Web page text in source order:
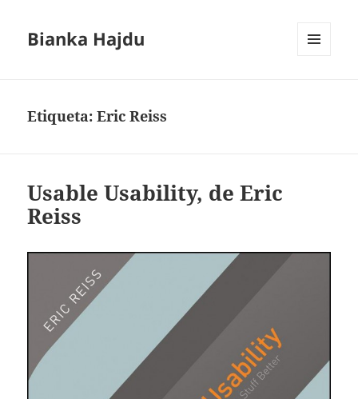
Bianka Hajdu
Etiqueta:Eric Reiss
Usable Usability, de Eric
Reiss